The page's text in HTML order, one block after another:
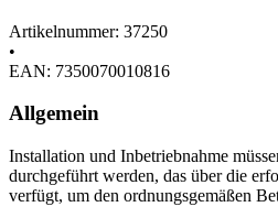
Artikelnummer: 37250
•
EAN: 7350070010816
Allgemein
Installation und Inbetriebnahme
durchgeführt werden, das über die
verfügt, um den ordnungsgemäßen